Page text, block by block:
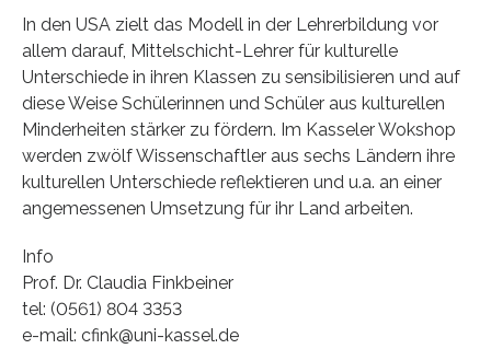
In den USA zielt das Modell in der Lehrerbildung vor
allem darauf, Mittelschicht-Lehrer für kulturelle
Unterschiede in ihren Klassen zu sensibilisieren und auf
diese Weise Schülerinnen und Schüler aus kulturellen
Minderheiten stärker zu fördern. Im Kasseler Wokshop
werden zwölf Wissenschaftler aus sechs Ländern ihre
kulturellen Unterschiede reflektieren und u.a. an einer
angemessenen Umsetzung für ihr Land arbeiten.
Info
Prof. Dr. Claudia Finkbeiner
tel: (0561) 804 3353
e-mail: cfink@uni-kassel.de